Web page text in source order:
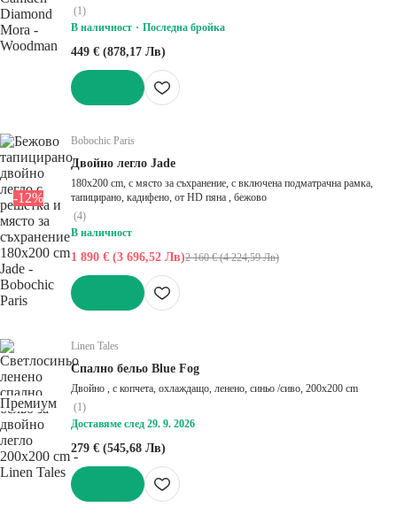
(1)
В наличност
Последна бройка
449 € (878,17 Лв)
-12%
Bobochic Paris
Двойно легло Jade
180x200 cm, с място за съхранение, с включена подматрачна рамка,
тапицирано, кадифено, от HD пяна , бежово
(4)
В наличност
1 890 € (3 696,52 Лв)2 160 € (4 224,59 Лв)
Премиум
Linen Tales
Спално бельо Blue Fog
Двойно , с копчета, охлаждащо, ленено, синьо /сиво, 200x200 cm
(1)
Доставяме след 29. 9. 2026
279 € (545,68 Лв)